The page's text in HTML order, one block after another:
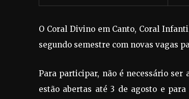
O Coral Divino em Canto, Coral
segundo semestre com novas vagas
Para participar, não é necessário ser
estão abertas até 3 de agosto e